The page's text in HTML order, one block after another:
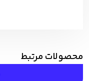
محصولات مرتبط